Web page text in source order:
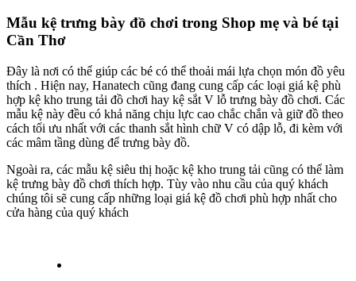
Mẫu kệ trưng bày đồ chơi trong Shop mẹ và bé tại
Cần Thơ
Đây là nơi có thể giúp các bé có thể thoải mái lựa chọn món đồ yêu
thích . Hiện nay, Hanatech cũng đang cung cấp các loại giá kệ phù
hợp kệ kho trung tải đồ chơi hay kệ sắt V lỗ trưng bày đồ chơi. Các
mẫu kệ này đều có khả năng chịu lực cao chắc chắn và giữ đồ theo
cách tối ưu nhất với các thanh sắt hình chữ V có dập lỗ, đi kèm với
các mâm tầng dùng để trưng bày đồ.
Ngoài ra, các mẫu kệ siêu thị hoặc kệ kho trung tải cũng có thể làm
kệ trưng bày đồ chơi thích hợp. Tùy vào nhu cầu của quý khách
chúng tôi sẽ cung cấp những loại giá kệ đồ chơi phù hợp nhất cho
cửa hàng của quý khách